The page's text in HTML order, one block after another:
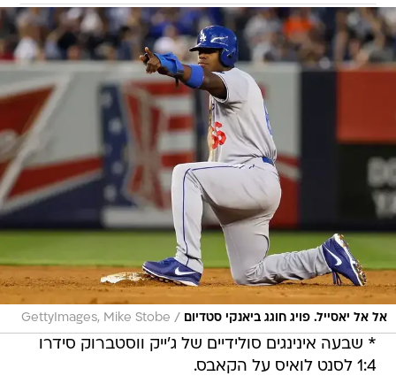
אל אל יאסייל. פויג חוגג ביאנקי סטדיום /
GettyImages, Mike Stobe
* שבעה אינינגים סולידיים של ג'ייק ווסטברוק סידרו
1:4 לסנט לואיס על הקאבס.